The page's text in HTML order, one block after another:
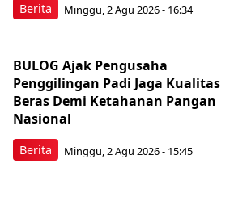
Berita Minggu, 2 Agu 2026 - 16:34
Berita
BULOG Ajak Pengusaha
Penggilingan Padi Jaga Kualitas
Beras Demi Ketahanan Pangan
Nasional
Minggu, 2 Agu 2026 - 15:45